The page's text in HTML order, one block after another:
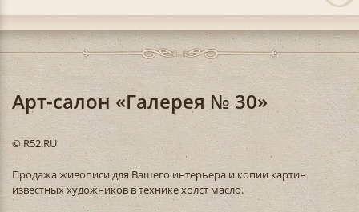
Арт-салон «Галерея № 30»
© R52.RU
Продажа живописи для Вашего интерьера и копии картин
известных художников в технике холст масло.